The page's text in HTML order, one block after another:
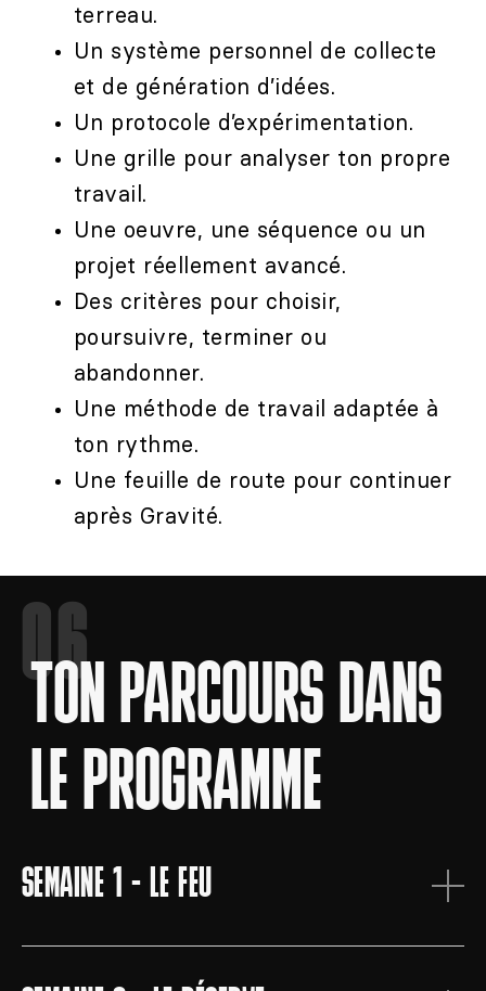
terreau.
Un système personnel de collecte
et de génération d’idées.
Un protocole d’expérimentation.
Une grille pour analyser ton propre
travail.
Une oeuvre, une séquence ou un
projet réellement avancé.
Des critères pour choisir,
poursuivre, terminer ou
abandonner.
Une méthode de travail adaptée à
ton rythme.
Une feuille de route pour continuer
après Gravité.
06
TON PARCOURS DANS
LE PROGRAMME
SEMAINE 1 - LE FEU
Dans cette étape, c’est vraiment rallumer
le feu créatif et mieux comprendre